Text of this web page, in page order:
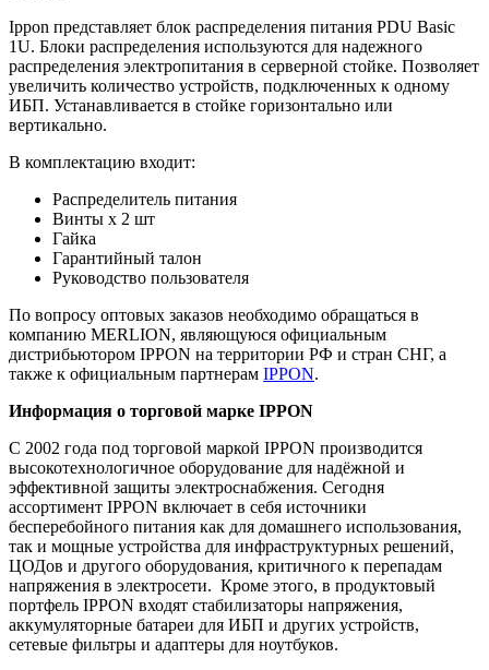
Ippon представляет блок распределения питания PDU Basic
1U. Блоки распределения используются для надежного
распределения электропитания в серверной стойке. Позволяет
увеличить количество устройств, подключенных к одному
ИБП. Устанавливается в стойке горизонтально или
вертикально.
В комплектацию входит:
Распределитель питания
Винты х 2 шт
Гайка
Гарантийный талон
Руководство пользователя
По вопросу оптовых заказов необходимо обращаться в
компанию MERLION, являющуюся официальным
дистрибьютором IPPON на территории РФ и стран СНГ, а
также к официальным партнерам IPPON.
Информация о торговой марке IPPON
С 2002 года под торговой маркой IPPON производится
высокотехнологичное оборудование для надёжной и
эффективной защиты электроснабжения. Сегодня
ассортимент IPPON включает в себя источники
бесперебойного питания как для домашнего использования,
так и мощные устройства для инфраструктурных решений,
ЦОДов и другого оборудования, критичного к перепадам
напряжения в электросети. Кроме этого, в продуктовый
портфель IPPON входят стабилизаторы напряжения,
аккумуляторные батареи для ИБП и других устройств,
сетевые фильтры и адаптеры для ноутбуков.